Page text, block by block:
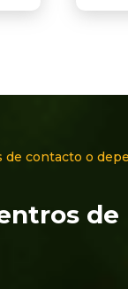
de contacto o
de